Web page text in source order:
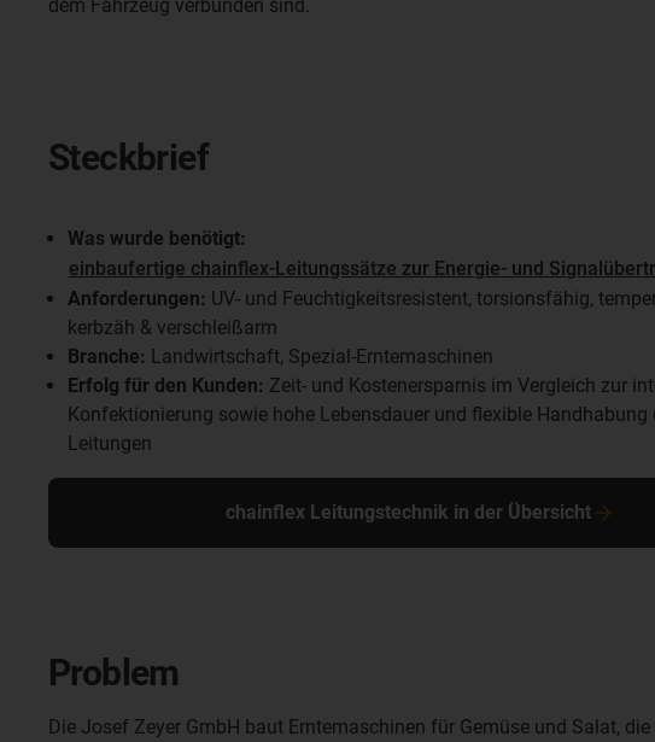
dem Fahrzeug verbunden sind.
Steckbrief
Was wurde benötigt:
einbaufertige chainflex-Leitungssätze zur Energie- und
Anforderungen: UV- und Feuchtigkeitsresistent, torsionsfähig,
kerbzäh & verschleißarm
Branche: Landwirtschaft, Spezial-Erntemaschinen
Erfolg für den Kunden: Zeit- und Kostenersparnis im Vergleich zur
Konfektionierung sowie hohe Lebensdauer und flexible Handhabung
Leitungen
chainflex Leitungstechnik in der Übersicht
Problem
Die Josef Zeyer GmbH baut Erntemaschinen für Gemüse und Salat, die